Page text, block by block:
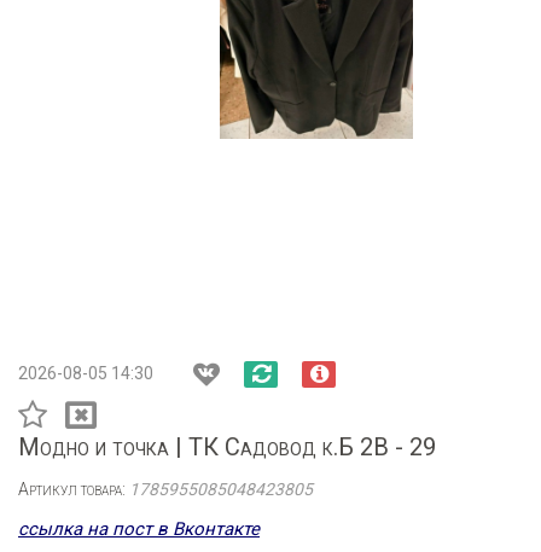
2026-08-05 14:30
Модно и точка | ТК Садовод к.Б 2В - 29
Артикул товара: 1785955085048423805
ссылка на пост в Вконтакте